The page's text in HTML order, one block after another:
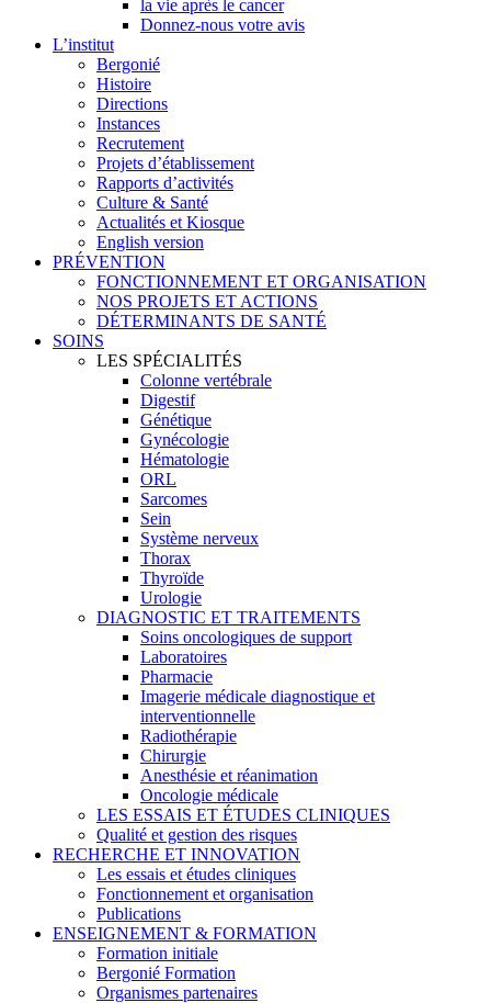
la vie après le cancer
Donnez-nous votre avis
L’institut
Bergonié
Histoire
Directions
Instances
Recrutement
Projets d’établissement
Rapports d’activités
Culture & Santé
Actualités et Kiosque
English version
PRÉVENTION
FONCTIONNEMENT ET ORGANISATION
NOS PROJETS ET ACTIONS
DÉTERMINANTS DE SANTÉ
SOINS
LES SPÉCIALITÉS
Colonne vertébrale
Digestif
Génétique
Gynécologie
Hématologie
ORL
Sarcomes
Sein
Système nerveux
Thorax
Thyroïde
Urologie
DIAGNOSTIC ET TRAITEMENTS
Soins oncologiques de support
Laboratoires
Pharmacie
Imagerie médicale diagnostique et
interventionnelle
Radiothérapie
Chirurgie
Anesthésie et réanimation
Oncologie médicale
LES ESSAIS ET ÉTUDES CLINIQUES
Qualité et gestion des risques
RECHERCHE ET INNOVATION
Les essais et études cliniques
Fonctionnement et organisation
Publications
ENSEIGNEMENT & FORMATION
Formation initiale
Bergonié Formation
Organismes partenaires